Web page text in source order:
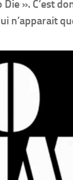
Die ». C’est
n’apparait